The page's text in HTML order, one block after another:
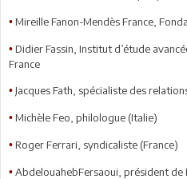
• Mireille Fanon-Mendès France,
• Didier Fassin, Institut d’étude
France
• Jacques Fath, spécialiste des
• Michèle Feo, philologue (Italie)
• Roger Ferrari, syndicaliste (France)
• AbdelouahebFersaoui, président de